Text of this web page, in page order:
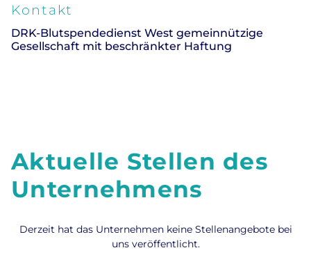
Kontakt
DRK-Blutspendedienst West gemeinnützige
Gesellschaft mit beschränkter Haftung
Aktuelle Stellen des
Unternehmens
Derzeit hat das Unternehmen keine Stellenangebote bei
uns veröffentlicht.